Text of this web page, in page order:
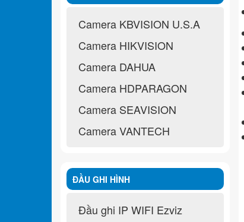
Camera KBVISION U.S.A
Camera HIKVISION
Camera DAHUA
Camera HDPARAGON
Camera SEAVISION
Camera VANTECH
ĐẦU GHI HÌNH
Đầu ghi IP WIFI Ezviz